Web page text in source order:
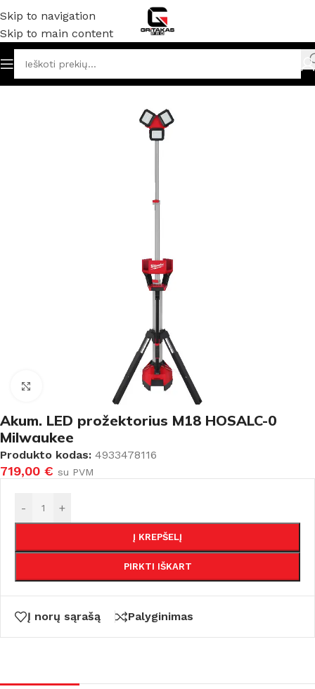
Skip to navigation
Skip to main content
ir elektriniai įrankiai Prožektoriai/ šviestuvai
Akum. LED prožektorius M18 HOSALC-0
Milwaukee
Produkto kodas: 4933478116
719,00 € su PVM
- +
Į KREPŠELĮ
PIRKTI IŠKART
Į norų sąrašą Palyginimas